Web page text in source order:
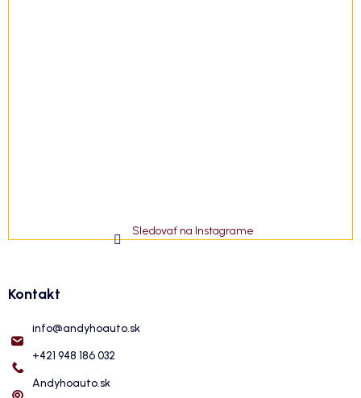
Sledovať na Instagrame
Kontakt
info@andyhoauto.sk
+421 948 186 032
Andyhoauto.sk